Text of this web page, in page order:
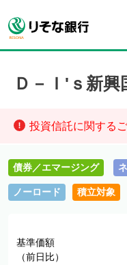
Ｄ－Ｉ'ｓ新
投資信託に関する
債券／エマージング
ノーロード 積立対象
基準価額
（前日比）